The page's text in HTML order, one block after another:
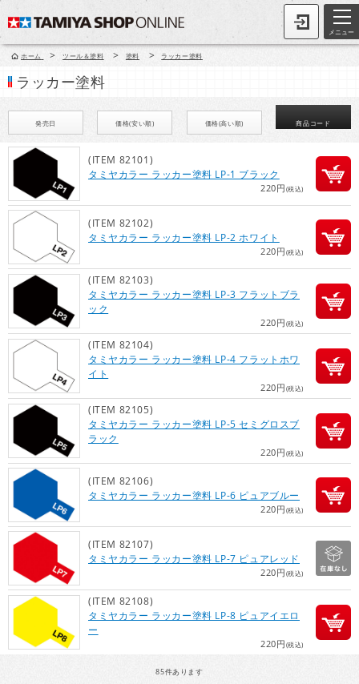
メニュー
ホーム > ツール＆塗料 > 塗料 > ラッカー塗料
ラッカー塗料
発売日 価格(安い順) 価格(高い順) 商品コード
(ITEM 82101)
タミヤカラー ラッカー塗料 LP-1 ブラック
220円(税込)
(ITEM 82102)
タミヤカラー ラッカー塗料 LP-2 ホワイト
220円(税込)
(ITEM 82103)
タミヤカラー ラッカー塗料 LP-3 フラットブラ
ック
220円(税込)
(ITEM 82104)
タミヤカラー ラッカー塗料 LP-4 フラットホワ
イト
220円(税込)
(ITEM 82105)
タミヤカラー ラッカー塗料 LP-5 セミグロスブ
ラック
220円(税込)
(ITEM 82106)
タミヤカラー ラッカー塗料 LP-6 ピュアブルー
220円(税込)
(ITEM 82107)
タミヤカラー ラッカー塗料 LP-7 ピュアレッド
220円(税込)
(ITEM 82108)
タミヤカラー ラッカー塗料 LP-8 ピュアイエロ
ー
220円(税込)
85件あります